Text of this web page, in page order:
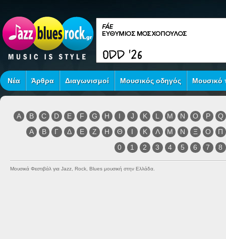
Νέα Άρθρα Διαγωνισμοί Μουσικός οδηγός Μουσικό
A B C D E F G H I J K L M N O P
Q
Α
Β Γ Δ Ε Ζ Η Θ Ι Κ Λ Μ Ν Ξ Ο
Π
0
1 2 3 4 5 6 7 8
Μουσικά Φεστιβάλ για Jazz, Rock, Blues μουσική στην Ελλάδα.